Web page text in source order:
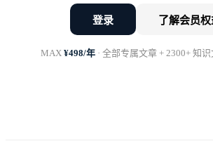
这些问题没人帮你回答。
你只能自己想。
登录 了解会员权
MAX ¥498/年 · 全部专属文章 + 2300+ 知